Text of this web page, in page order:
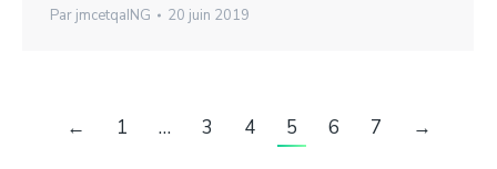
Par jmcetqaING 20 juin 2019
← 1 … 3 4 5 6 7 →